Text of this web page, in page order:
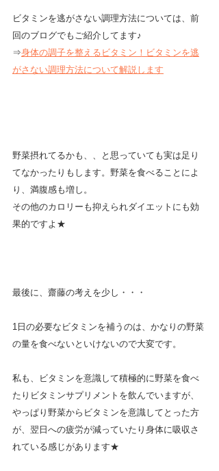
ビタミンを逃がさない調理方法については、前
回のブログでもご紹介してます♪
⇒身体の調子を整えるビタミン！ビタミンを逃
がさない調理方法について解説します
野菜摂れてるかも、、と思っていても実は足り
てなかったりもします。野菜を食べることによ
り、満腹感も増し。
その他のカロリーも抑えられダイエットにも効
果的ですよ★
最後に、齋藤の考えを少し・・・
1日の必要なビタミンを補うのは、かなりの野菜
の量を食べないといけないので大変です。
私も、ビタミンを意識して積極的に野菜を食べ
たりビタミンサプリメントを飲んでいますが、
やっぱり野菜からビタミンを意識してとった方
が、翌日への疲労が減っていたり身体に吸収さ
れている感じがあります★